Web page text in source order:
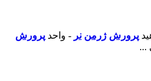
پرورش ژرمن نر - واحد پرورش
...